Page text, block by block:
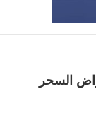
السحر